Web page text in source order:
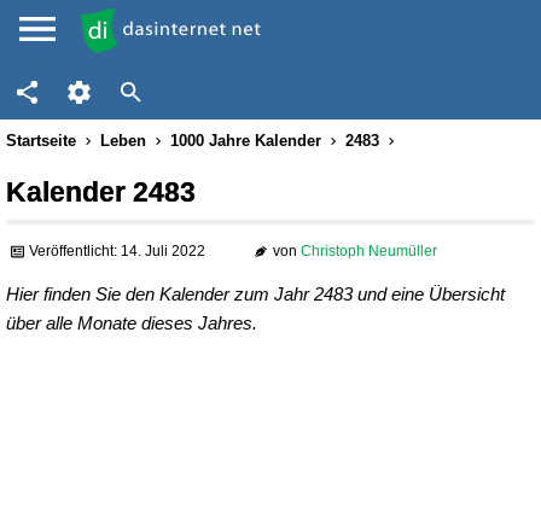
Startseite Leben 1000 Jahre Kalender 2483
Kalender 2483
Veröffentlicht: 14. Juli 2022 von Christoph Neumüller
Hier finden Sie den Kalender zum Jahr 2483 und eine Übersicht
über alle Monate dieses Jahres.